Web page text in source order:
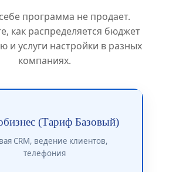
программа не продает.
как распределяется бюджет
и услуги настройки в разных
компаниях.
(Тариф Базовый)
CRM, ведение клиентов,
телефония